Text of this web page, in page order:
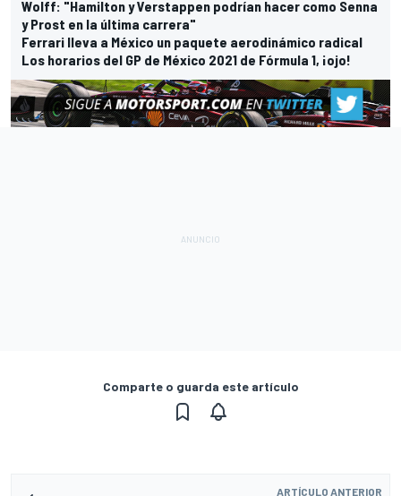
Wolff: "Hamilton y Verstappen podrían hacer como Senna
y Prost en la última carrera"
Ferrari lleva a México un paquete aerodinámico radical
Los horarios del GP de México 2021 de Fórmula 1, ¡ojo!
Comparte o guarda este artículo
ARTÍCULO ANTERIOR